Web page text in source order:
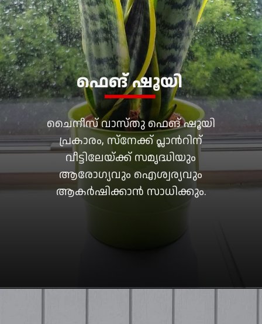
ചൈനീസ് വാസ്തു ഫെങ് ഷൂയി
പ്രകാരം, സ്നേക്ക് പ്ലാന്‍റിന്
വീട്ടിലേയ്ക്ക് സമൃദ്ധിയും
ആരോഗ്യവും ഐശ്വര്യവും
ആകർഷിക്കാൻ സാധിക്കും.
ഫെങ് ഷൂയി